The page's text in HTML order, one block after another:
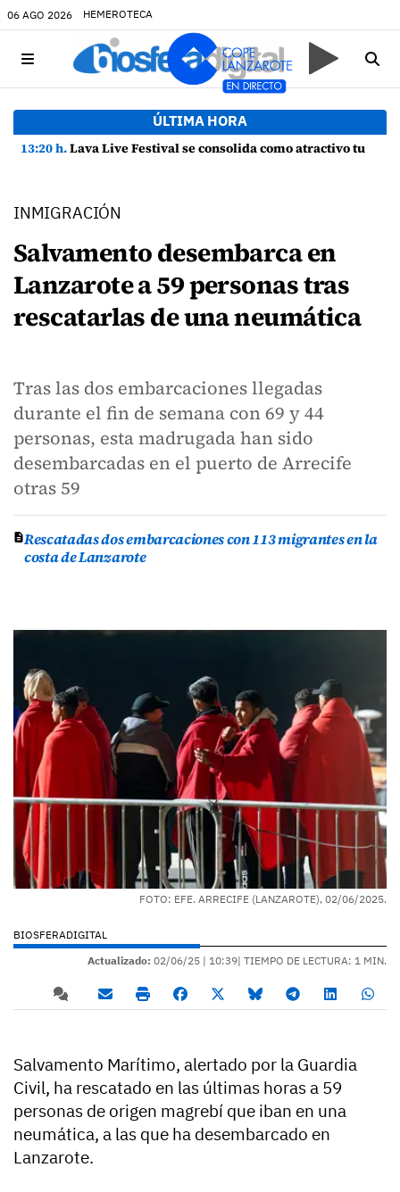
06 AGO 2026 HEMEROTECA
ÚLTIMA HORA
13:20 h.Lava Live Festival se consolida como atractivo turístico y agente dinamizador de la economía de Lanzarote
INMIGRACIÓN
Salvamento desembarca en
Lanzarote a 59 personas tras
rescatarlas de una neumática
Tras las dos embarcaciones llegadas
durante el fin de semana con 69 y 44
personas, esta madrugada han sido
desembarcadas en el puerto de Arrecife
otras 59
Rescatadas dos embarcaciones con 113 migrantes en la
costa de Lanzarote
FOTO: EFE. ARRECIFE (LANZAROTE), 02/06/2025.
BIOSFERADIGITAL
Actualizado: 02/06/25 | 10:39| TIEMPO DE LECTURA: 1 MIN.
Salvamento Marítimo, alertado por la Guardia
Civil, ha rescatado en las últimas horas a 59
personas de origen magrebí que iban en una
neumática, a las que ha desembarcado en
Lanzarote.